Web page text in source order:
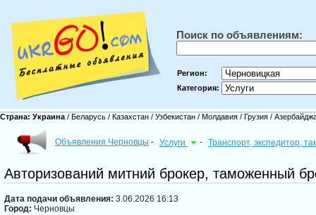
Поиск по объявлениям:
Регион:
Категория:
Страна: Украина / Беларусь / Казахстан / Узбекистан / Молдавия / Грузия /
Объявления Черновцы - Услуги - Транспорт, экспедитор,
Авторизований митний брокер, таможенный
Дата подачи объявления: 3.06.2026 16:13
Город: Черновцы